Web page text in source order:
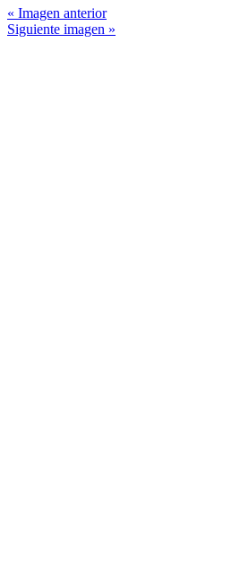
« Imagen anterior
Siguiente imagen »